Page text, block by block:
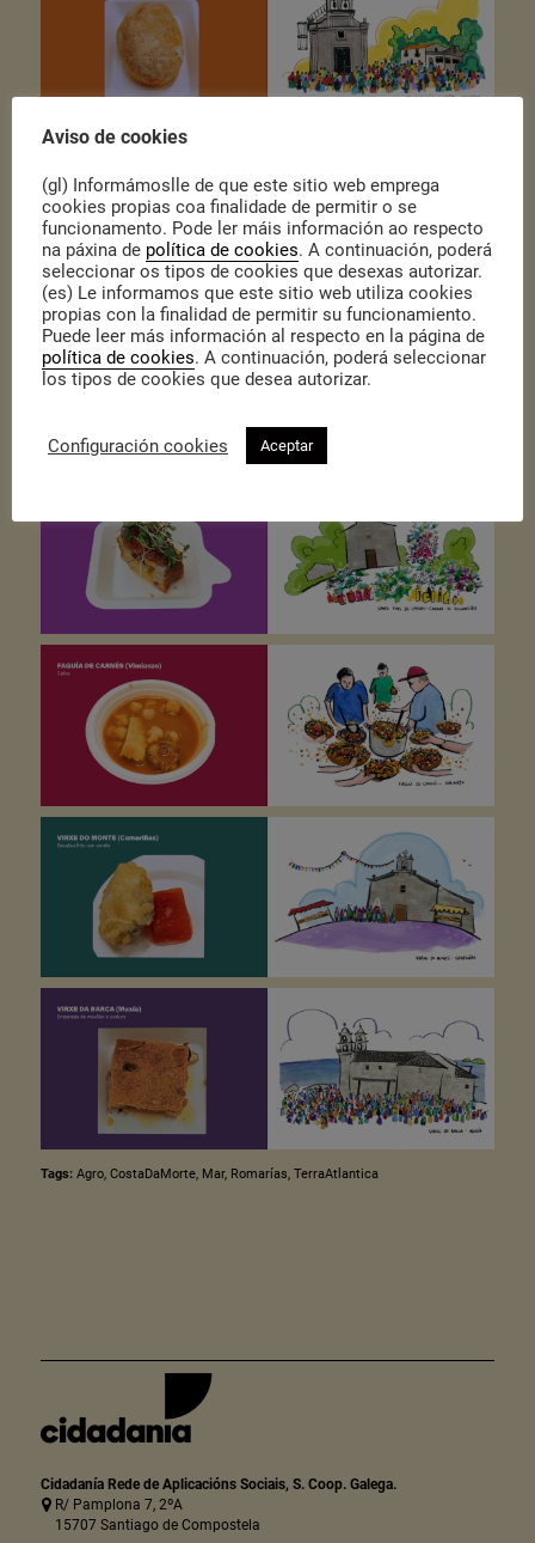
Tags: Agro, CostaDaMorte, Mar, Romarías, TerraAtlantica
Cidadanía Rede de Aplicacións Sociais, S. Coop. Galega.
R/ Pamplona 7, 2ºA
15707 Santiago de Compostela
Aviso de cookies
(gl) Informámoslle de que este sitio web emprega
cookies propias coa finalidade de permitir o se
funcionamento. Pode ler máis información ao respecto
na páxina de política de cookies. A continuación, poderá
seleccionar os tipos de cookies que desexas autorizar.
(es) Le informamos que este sitio web utiliza cookies
propias con la finalidad de permitir su funcionamiento.
Puede leer más información al respecto en la página de
política de cookies. A continuación, poderá seleccionar
los tipos de cookies que desea autorizar.
Configuración cookies Aceptar